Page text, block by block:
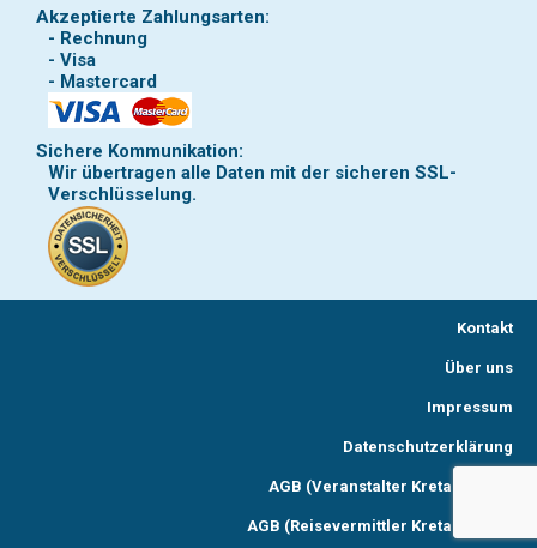
Akzeptierte Zahlungsarten:
- Rechnung
- Visa
- Mastercard
Sichere Kommunikation:
Wir übertragen alle Daten mit der sicheren SSL-
Verschlüsselung.
Kontakt
Über uns
Impressum
Datenschutzerklärung
AGB (Veranstalter Kreta Reisen)
AGB (Reisevermittler Kreta Reisen)